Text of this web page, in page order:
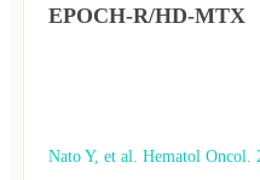
EPOCH-R/HD-MTX
Nato Y, et al. Hematol Oncol.